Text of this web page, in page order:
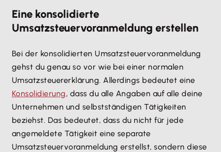
Eine konsolidierte
Umsatzsteuervoranmeldung erstellen
Bei der konsolidierten Umsatzsteuervoranmeldung
gehst du genau so vor wie bei einer normalen
Umsatzsteuererklärung. Allerdings bedeutet eine
Konsolidierung, dass du alle Angaben auf alle deine
Unternehmen und selbstständigen Tätigkeiten
beziehst. Das bedeutet, dass du nicht für jede
angemeldete Tätigkeit eine separate
Umsatzsteuervoranmeldung erstellst, sondern diese